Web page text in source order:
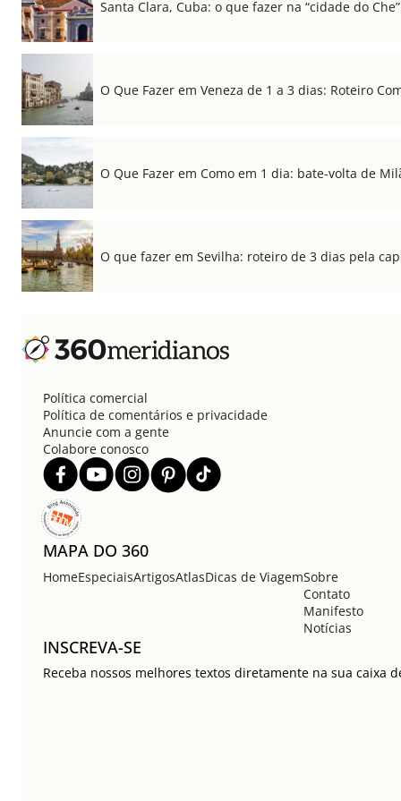
Santa Clara, Cuba: o que fazer na “cidade do Che”
O Que Fazer em Veneza de 1 a 3 dias: Roteiro
O Que Fazer em Como em 1 dia: bate-volta de
O que fazer em Sevilha: roteiro de 3 dias pela
Política comercial
Política de comentários e privacidade
Anuncie com a gente
Colabore conosco
MAPA DO 360
HomeEspeciaisArtigosAtlasDicas de ViagemSobre
Contato
Manifesto
Notícias
INSCREVA-SE
Receba nossos melhores textos diretamente na sua caixa